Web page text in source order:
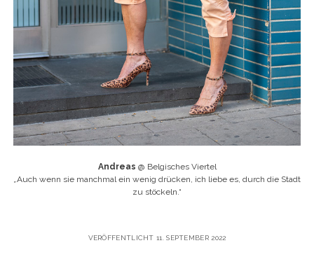
Andreas @ Belgisches Viertel
Auch wenn sie manchmal ein wenig drücken, ich liebe es, durch die Stadt
zu stöckeln.“
VERÖFFENTLICHT 11. SEPTEMBER 2022